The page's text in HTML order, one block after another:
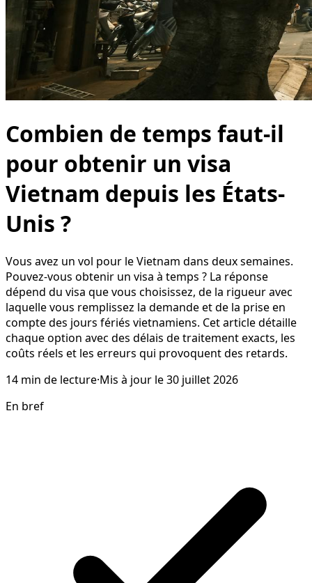
Combien de temps faut-il
pour obtenir un visa
Vietnam depuis les États-
Unis ?
Vous avez un vol pour le Vietnam dans deux semaines.
Pouvez-vous obtenir un visa à temps ? La réponse
dépend du visa que vous choisissez, de la rigueur avec
laquelle vous remplissez la demande et de la prise en
compte des jours fériés vietnamiens. Cet article détaille
chaque option avec des délais de traitement exacts, les
coûts réels et les erreurs qui provoquent des retards.
14 min de lecture·Mis à jour le30 juillet 2026
En bref